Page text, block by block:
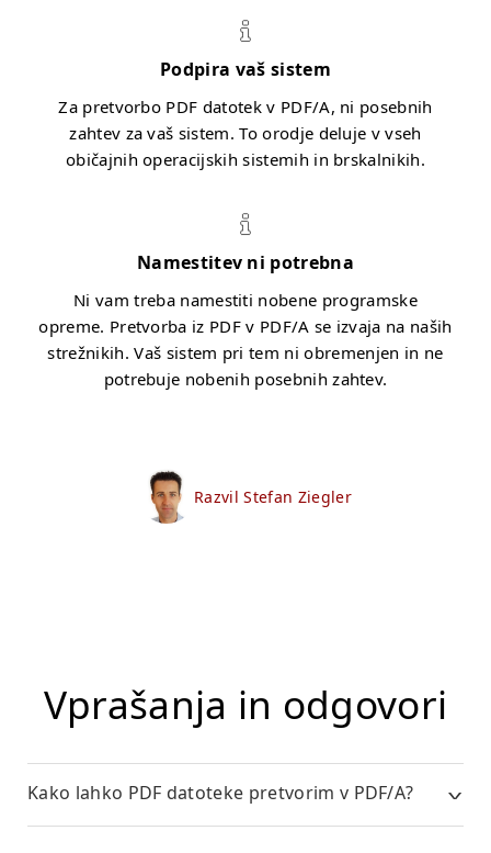
Podpira vaš sistem
Za pretvorbo PDF datotek v PDF/A, ni posebnih
zahtev za vaš sistem. To orodje deluje v vseh
običajnih operacijskih sistemih in brskalnikih.
Namestitev ni potrebna
Ni vam treba namestiti nobene programske
opreme. Pretvorba iz PDF v PDF/A se izvaja na naših
strežnikih. Vaš sistem pri tem ni obremenjen in ne
potrebuje nobenih posebnih zahtev.
Razvil Stefan Ziegler
Vprašanja in odgovori
Kako lahko PDF datoteke pretvorim v PDF/A?